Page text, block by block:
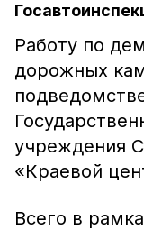
Работу по
дорожных
учреждения
«Краевой
Всего в